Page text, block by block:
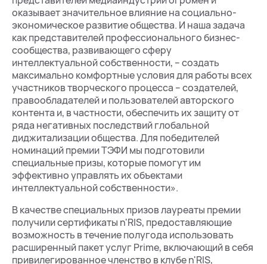
оказывает значительное влияние на социально-
экономическое развитие общества. И наша задача
как представителей профессионального бизнес-
сообщества, развивающего сферу
интеллектуальной собственности, – создать
максимально комфортные условия для работы всех
участников творческого процесса – создателей,
правообладателей и пользователей авторского
контента и, в частности, обеспечить их защиту от
ряда негативных последствий глобальной
диджитализации общества. Для победителей
номинаций премии ТЭФИ мы подготовили
специальные призы, которые помогут им
эффективно управлять их объектами
интеллектуальной собственности».
В качестве специальных призов лауреаты премии
получили сертификаты n'RIS, предоставляющие
возможность в течение полугода использовать
расширенный пакет услуг Prime, включающий в себя
привилегированное членство в клубе n'RIS,